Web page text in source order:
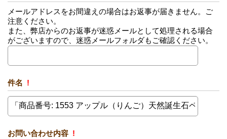
メールアドレスをお間違えの場合はお返事が届きません。ご
注意ください。
また、弊店からのお返事が迷惑メールとして処理される場合
がございますので、迷惑メールフォルダもご確認ください。
件名 !
お問い合わせ内容 !